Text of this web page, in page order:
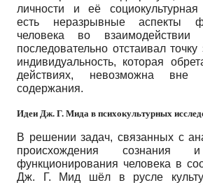
личности и её социокультурная
есть неразрывные аспекты
человека во
последовательно отстаивал
индивидуальность, которая
действиях, невозможна вне
содержания.
Идеи Дж. Г. Мида в психокультурных
В решении задач, связанных с
происхождения сознания и
функционирования человека в
Дж. Г. Мид шёл в русле